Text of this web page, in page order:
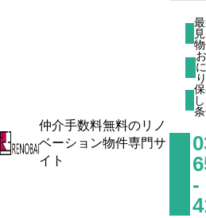
仲介手数料無料のリノ
ベーション物件専門サ
イト
り
-